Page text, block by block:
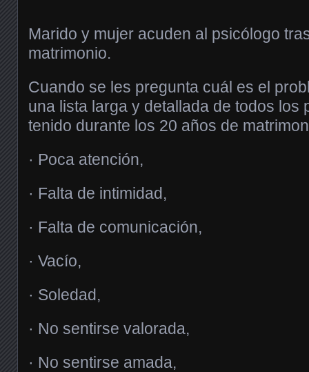
Marido y mujer acuden al psicólogo
matrimonio.
Cuando se les pregunta cuál es el
una lista larga y detallada de todos los
tenido durante los 20 años de
· Poca atención,
· Falta de intimidad,
· Falta de comunicación,
· Vacío,
· Soledad,
· No sentirse valorada,
· No sentirse amada,